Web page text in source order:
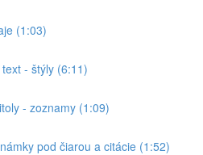
(1:03)
- štýly (6:11)
- zoznamy (1:09)
pod čiarou a citácie (1:52)